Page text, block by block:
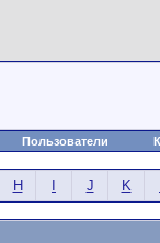
Пользователи
H J K